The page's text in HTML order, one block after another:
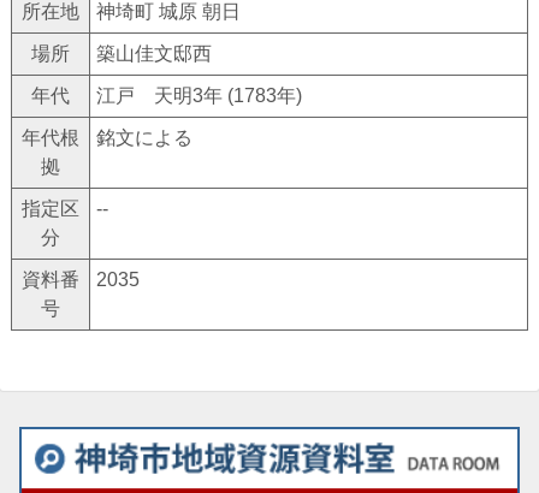
所在地 神埼町 城原 朝日
場所 築山佳文邸西
年代 江戸 天明3年 (1783年)
年代根
拠
銘文による
指定区
分
--
資料番
号
2035